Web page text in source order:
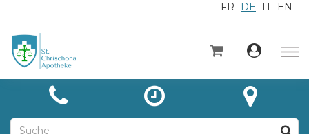
FR DE IT EN
×
Startseite
Kategorien
Aktuelles